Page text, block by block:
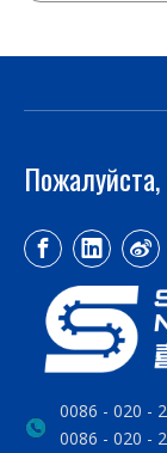
0086 - 020 -
0086 - 020 -